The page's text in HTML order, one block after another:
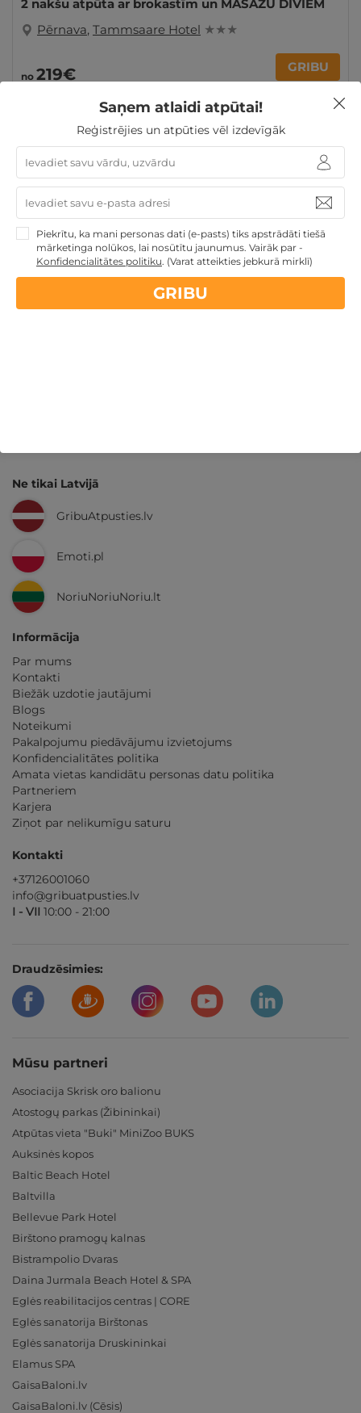
2 nakšu atpūta ar brokastīm un MASĀŽU DIVIEM
Pērnava, Tammsaare Hotel ★ ★ ★
no 219€ GRIBU
Atpūta Lieldienu brīvdienās
Atpūta
maija brīvdienās
Derīgs arī VASARĀ
Atpūta valsts
svētkos
Atpūta diviem
Nekādasapkalpošanas un administrācijasmaksas
Ne tikai Latvijā
GribuAtpusties.lv
Emoti.pl
NoriuNoriuNoriu.lt
Informācija
Par mums
Kontakti
Biežāk uzdotie jautājumi
Blogs
Noteikumi
Pakalpojumu piedāvājumu izvietojums
Konfidencialitātes politika
Amata vietas kandidātu personas datu politika
Partneriem
Karjera
Ziņot par nelikumīgu saturu
Kontakti
+37126001060
info@gribuatpusties.lv
I - VII 10:00 - 21:00
Draudzēsimies:
Mūsu partneri
Asociacija Skrisk oro balionu
Atostogų parkas (Žibininkai)
Atpūtas vieta "Buki" MiniZoo BUKS
Auksinės kopos
Baltic Beach Hotel
Baltvilla
Bellevue Park Hotel
Birštono pramogų kalnas
Bistrampolio Dvaras
Daina Jurmala Beach Hotel & SPA
Eglės reabilitacijos centras | CORE
Eglės sanatorija Birštonas
Eglės sanatorija Druskininkai
Elamus SPA
GaisaBaloni.lv
GaisaBaloni.lv (Cēsis)
Saņem atlaidi atpūtai!
Reģistrējies un atpūties vēl izdevīgāk
Piekrītu, ka mani personas dati (e-pasts) tiks apstrādāti tiešā
mārketinga nolūkos, lai nosūtītu jaunumus. Vairāk par -
Konfidencialitātes politiku. (Varat atteikties jebkurā mirklī)
GRIBU